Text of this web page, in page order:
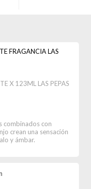
FRAGANCIA LAS
X 123ML LAS PEPAS
combinados con
crean una sensación
y ámbar.